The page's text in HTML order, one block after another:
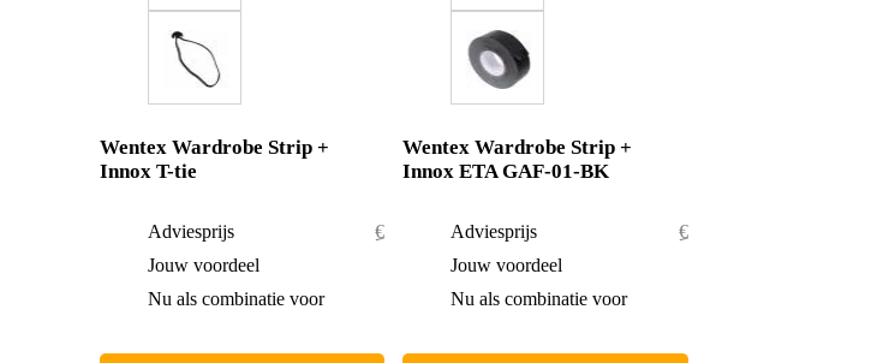
Wentex Wardrobe Strip +
Innox T-tie
Adviesprijs
€ 32,90
Jouw voordeel
Nu als combinatie voor
Wentex Wardrobe Strip +
Innox ETA GAF-01-BK
Adviesprijs
€ 29,90
Jouw voordeel
Nu als combinatie voor